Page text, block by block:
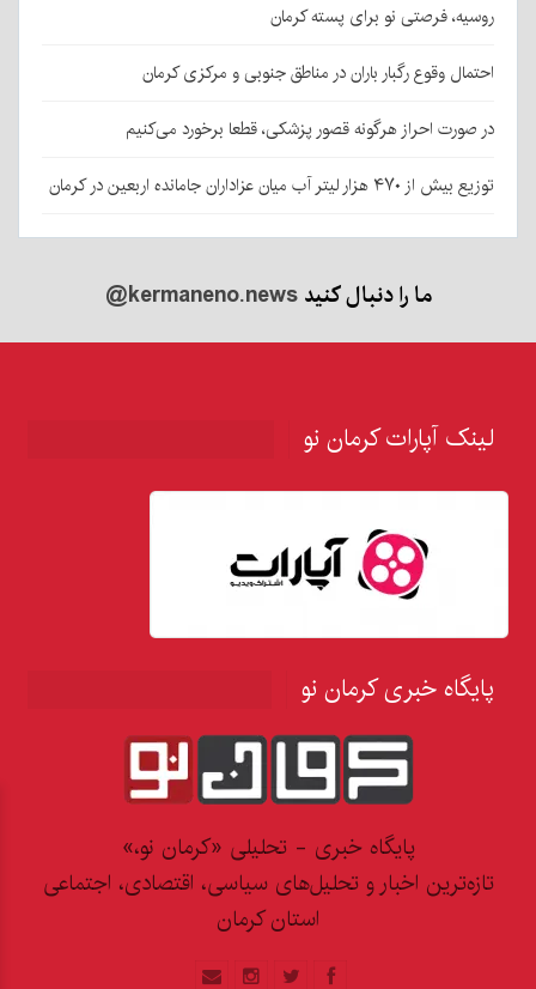
روسیه، فرصتی نو برای پسته کرمان
احتمال وقوع رگبار باران در مناطق جنوبی و مرکزی کرمان
در صورت احراز هرگونه قصور پزشکی، قطعا برخورد می‌کنیم
توزیع بیش از ۴۷۰ هزار لیتر آب میان عزاداران جامانده اربعین در کرمان
ما را دنبال کنید@kermaneno.news
لینک آپارات کرمان نو
پایگاه خبری کرمان نو
پایگاه خبری - تحلیلی «کرمان نو،»
تازه‌ترین اخبار و تحلیل‌های سیاسی، اقتصادی، اجتماعی
استان کرمان